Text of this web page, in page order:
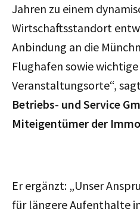
Jahren zu einem
Wirtschaftsstandort
Anbindung an die
Flughafen sowie wichtige
Veranstaltungsorte“, sagt
Betriebs- und Service
Miteigentümer der
Er ergänzt: „Unser
für längere Aufenthalte